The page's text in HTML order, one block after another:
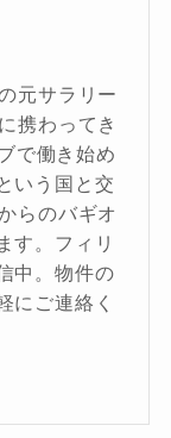
元サラリー
携わってき
で働き始め
いう国と交
らのバギオ
す。フィリ
中。物件の
にご連絡く